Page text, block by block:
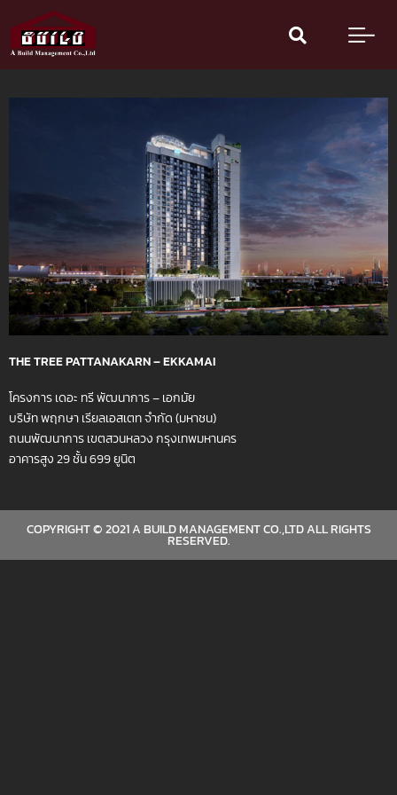
content
THE TREE PATTANAKARN – EKKAMAI
โครงการ เดอะ ทรี พัฒนาการ – เอกมัย
บริษัท พฤกษา เรียลเอสเตท จำกัด (มหาชน)
ถนนพัฒนาการ เขตสวนหลวง กรุงเทพมหานคร
อาคารสูง 29 ชั้น 699 ยูนิต
COPYRIGHT © 2021 A BUILD MANAGEMENT CO.,LTD ALL RIGHTS
RESERVED.